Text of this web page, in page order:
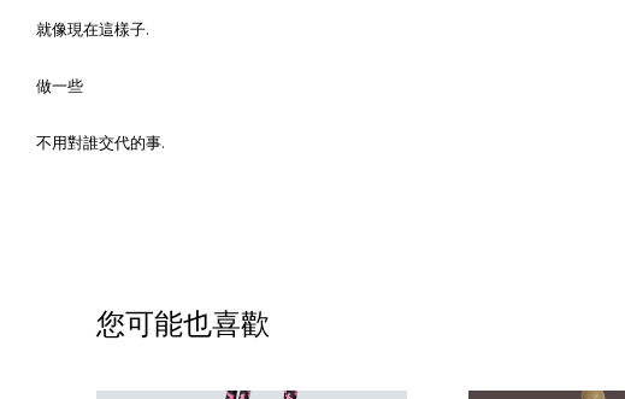
就像現在這樣子.
做一些
不用對誰交代的事.
您可能也喜歡